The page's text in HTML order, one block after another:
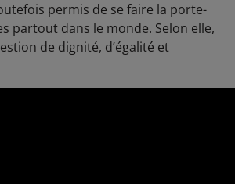
permis de se faire la porte-
partout dans le monde. Selon elle,
de dignité, d’égalité et